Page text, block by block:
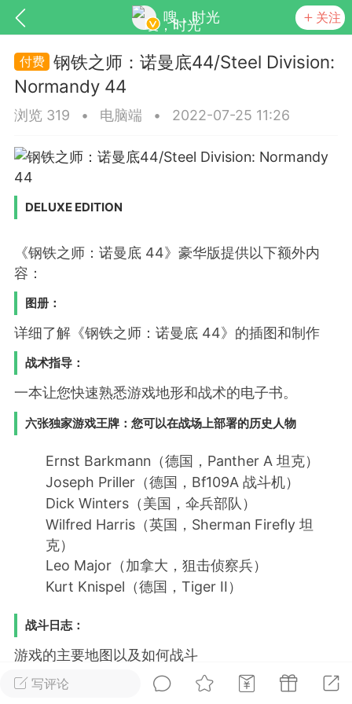
嗖，时光 关注
的每个模块，几乎都可以后台设置
更新
排行 在线 小黑屋
实时动态 直播
极品会员
电脑端 外挂制作
该内容只允许登录的用户查看
写评论
钢铁之师：诺曼底44/Steel Division:
Normandy 44
浏览 319 • 电脑端 • 2022-07-25 11:26
DELUXE EDITION
《钢铁之师：诺曼底 44》豪华版提供以下额外内
容：
图册：
详细了解《钢铁之师：诺曼底 44》的插图和制作
战术指导：
一本让您快速熟悉游戏地形和战术的电子书。
六张独家游戏王牌：您可以在战场上部署的历史人物
Ernst Barkmann（德国，Panther A 坦克）
Joseph Priller（德国，Bf109A 战斗机）
Dick Winters（美国，伞兵部队）
Wilfred Harris（英国，Sherman Firefly 坦
克）
Leo Major（加拿大，狙击侦察兵）
Kurt Knispel（德国，Tiger II）
战斗日志：
游戏的主要地图以及如何战斗
Paradox 论坛的豪华头像和图标